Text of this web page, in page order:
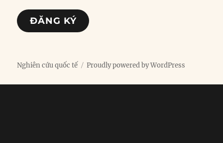
email
ĐĂNG KÝ
Nghiên cứu quốc tế Proudly powered by WordPress